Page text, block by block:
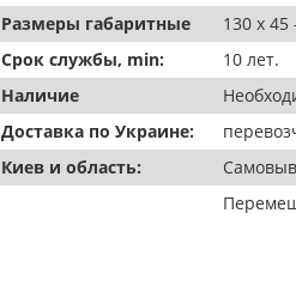
Размеры габаритные
130 х
Срок службы, min:
10 лет.
Наличие
Доставка по Украине:
Киев и область: